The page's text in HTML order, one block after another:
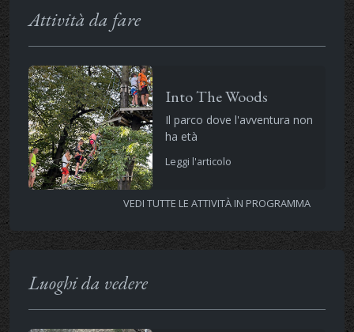
Attività da fare
Into The Woods
Il parco dove l'avventura non
ha età
Leggi l'articolo
VEDI TUTTE LE ATTIVITÀ IN PROGRAMMA
Luoghi da vedere